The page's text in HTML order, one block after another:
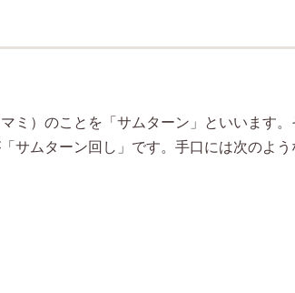
ミ）のことを「サムターン」といいます。
サムターン回し」です。手口には次のよう